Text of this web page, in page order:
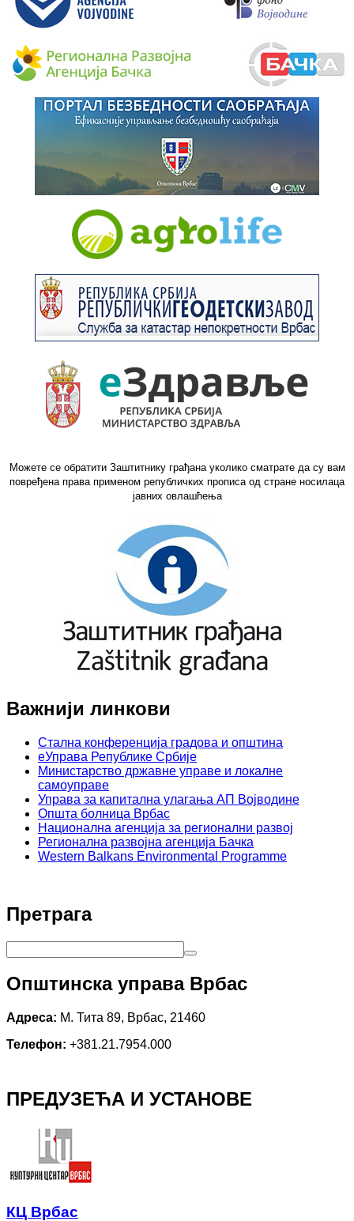
Можете се обратити Заштитнику грађана уколико сматрате да су вам
повређена права применом републичких прописа од стране носилаца
јавних овлашћења
Важнији линкови
Стална конференција градова и општина
еУправа Републике Србије
Министарство државне управе и локалне
самоуправе
Управа за капитална улагања АП Војводине
Општа болница Врбас
Национална агенција за регионални развој
Регионална развојна агенција Бачка
Western Balkans Environmental Programme
Претрага
Општинска управа Врбас
Адреса: М. Тита 89, Врбас, 21460
Телефон: +381.21.7954.000
ПРЕДУЗЕЋА И УСТАНОВЕ
КЦ Врбас